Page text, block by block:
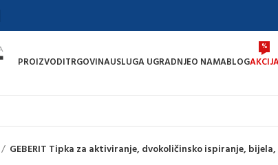
PROIZVODITRGOVINAUSLUGA UGRADNJEO NAMABLOG
%
GEBERIT Tipka za aktiviranje, dvokoličinsko ispiranje, bijela,